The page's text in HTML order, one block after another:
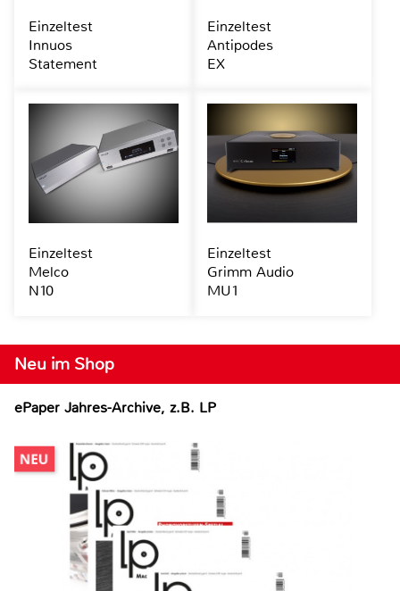
Neu im Shop
ePaper Jahres-Archive, z.B. LP
Einzeltest
Innuos
Statement
Einzeltest
Antipodes
EX
Einzeltest
Melco
N10
Einzeltest
Grimm Audio
MU1